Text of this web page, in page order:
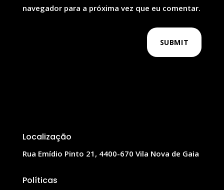
navegador para a próxima vez que eu comentar.
SUBMIT
Localização
Rua Emídio Pinto 21, 4400-670 Vila Nova de Gaia
Políticas